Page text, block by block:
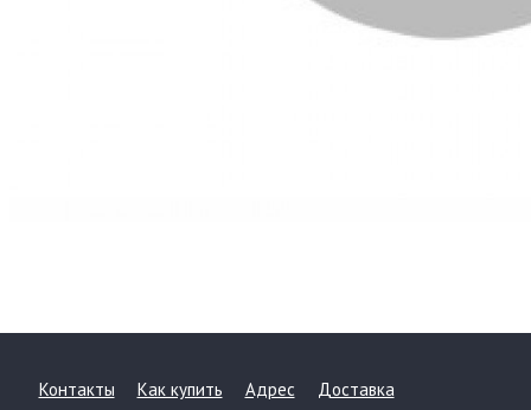
Контакты Как купить Адрес Доставка